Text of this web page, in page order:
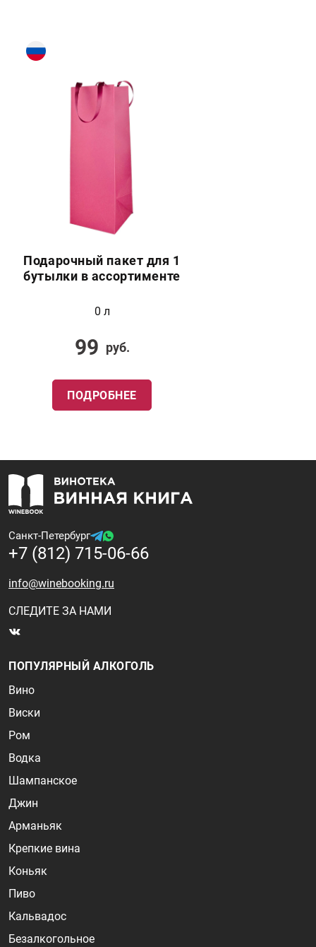
Подарочный пакет для 1
бутылки в ассортименте
0 л
99 руб.
ПОДРОБНЕЕ
Санкт-Петербург
+7 (812) 715-06-66
info@winebooking.ru
СЛЕДИТЕ ЗА НАМИ
ПОПУЛЯРНЫЙ АЛКОГОЛЬ
Вино
Виски
Ром
Водка
Шампанское
Джин
Арманьяк
Крепкие вина
Коньяк
Пиво
Кальвадос
Безалкогольное